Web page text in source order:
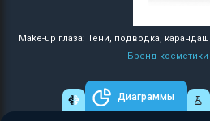
Make-up глаза: Тени, подводка,
Бренд косметики
Диаграммы